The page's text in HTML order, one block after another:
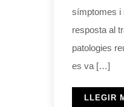
símptomes i
resposta al
patologies
es va […]
LLEGIR